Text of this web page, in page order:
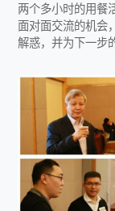
两个多小时的用餐
面对面交流的机会
解惑，并为下一步